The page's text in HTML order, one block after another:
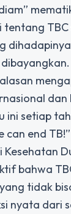
tentang
dan
ini setiap
can end
Kesehatan
bahwa
tidak
nyata dari